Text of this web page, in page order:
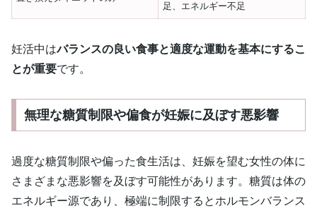
足、エネルギー不足
妊活中はバランスの良い食事と適度な運動を基本にするこ
とが重要です。
無理な糖質制限や偏食が妊娠に及ぼす悪影響
過度な糖質制限や偏った食生活は、妊娠を望む女性の体に
さまざまな悪影響を及ぼす可能性があります。糖質は体の
エネルギー源であり、極端に制限するとホルモンバランス